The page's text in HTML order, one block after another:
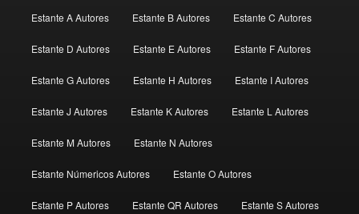
Estante A Autores Estante B Autores Estante C Autores
Estante D Autores Estante E Autores Estante F Autores
Estante G Autores Estante H Autores Estante I Autores
Estante J Autores Estante K Autores Estante L Autores
Estante M Autores Estante N Autores
Estante Númericos Autores Estante O Autores
Estante P Autores Estante QR Autores Estante S Autores